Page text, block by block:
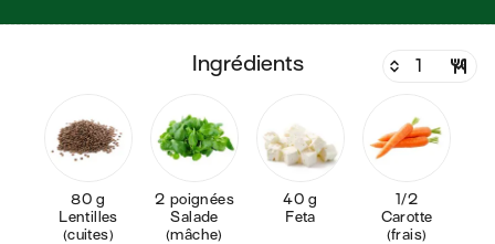
ingrédients
80 g
Lentilles
(cuites)
2 poignées
Salade
(mâche)
40 g
Feta
1/2
Carotte
(frais)